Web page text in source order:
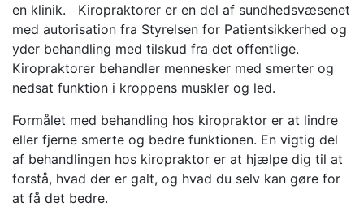
en klinik. Kiropraktorer er en del af sundhedsvæsenet
med autorisation fra Styrelsen for Patientsikkerhed og
yder behandling med tilskud fra det offentlige.
Kiropraktorer behandler mennesker med smerter og
nedsat funktion i kroppens muskler og led.
Formålet med behandling hos kiropraktor er at lindre
eller fjerne smerte og bedre funktionen. En vigtig del
af behandlingen hos kiropraktor er at hjælpe dig til at
forstå, hvad der er galt, og hvad du selv kan gøre for
at få det bedre.